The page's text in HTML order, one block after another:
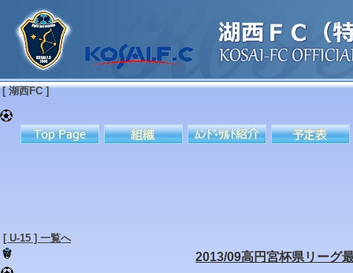
[ 湖西FC ]
[ U-15 ] 一覧へ
2013/09高円宮杯県リーグ